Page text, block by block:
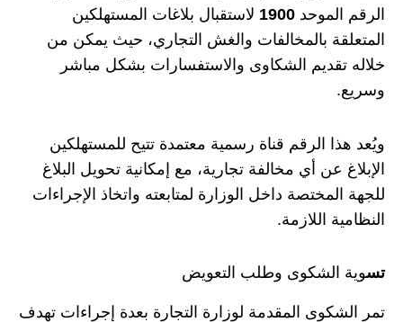
الرقم الموحد 1900 لاستقبال بلاغات المستهلكين
المتعلقة بالمخالفات والغش التجاري، حيث يمكن من
خلاله تقديم الشكاوى والاستفسارات بشكل مباشر
وسريع.
ويُعد هذا الرقم قناة رسمية معتمدة تتيح للمستهلكين
الإبلاغ عن أي مخالفة تجارية، مع إمكانية تحويل البلاغ
للجهة المختصة داخل الوزارة لمتابعته واتخاذ الإجراءات
النظامية اللازمة.
تسوية الشكوى وطلب التعويض
تمر الشكوى المقدمة لوزارة التجارة بعدة إجراءات تهدف